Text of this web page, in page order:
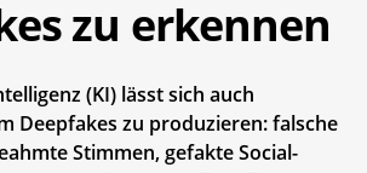
zu erkennen
(KI) lässt sich auch
Deepfakes zu produzieren: falsche
Stimmen, gefakte Social-